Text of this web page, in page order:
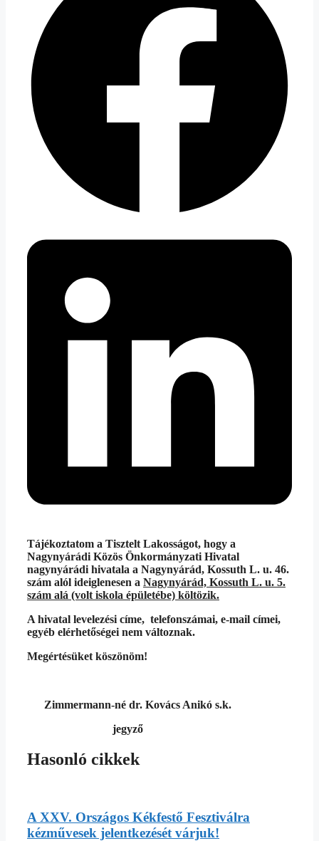
Tájékoztatom a Tisztelt Lakosságot, hogy a
Nagynyárádi Közös Önkormányzati Hivatal
nagynyárádi hivatala a Nagynyárád, Kossuth L. u. 46.
szám alól ideiglenesen a Nagynyárád, Kossuth L. u. 5.
szám alá (volt iskola épületébe) költözik.
A hivatal levelezési címe, telefonszámai, e-mail címei,
egyéb elérhetőségei nem változnak.
Megértésüket köszönöm!
Zimmermann-né dr. Kovács Anikó s.k.
jegyző
Hasonló cikkek
A XXV. Országos Kékfestő Fesztiválra
kézművesek jelentkezését várjuk!